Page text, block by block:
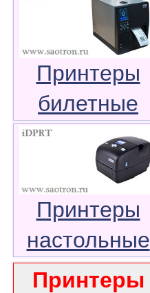
Принтеры
билетные
Принтеры
настольные
Принтеры